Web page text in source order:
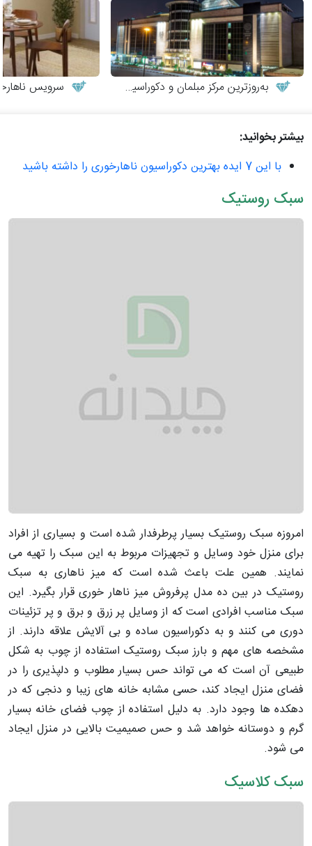
به‌روزترین مرکز مبلمان و دکوراسیون سرویس
بیشتر بخوانید:
با این 7 ایده بهترین دکوراسیون ناهارخوری را داشته باشید
سبک روستیک
امروزه سبک روستیک بسیار پرطرفدار شده است و بسیاری از افراد
برای منزل خود وسایل و تجهیزات مربوط به این سبک را تهیه می
نمایند. همین علت باعث شده است که میز ناهاری به سبک
روستیک در بین ده مدل پرفروش میز ناهار خوری قرار بگیرد. این
سبک مناسب افرادی است که از وسایل پر زرق و برق و پر تزئینات
دوری می کنند و به دکوراسیون ساده و بی آلایش علاقه دارند. از
مشخصه های مهم و بارز سبک روستیک استفاده از چوب به شکل
طبیعی آن است که می تواند حس بسیار مطلوب و دلپذیری را در
فضای منزل ایجاد کند، حسی مشابه خانه های زیبا و دنجی که در
دهکده ها وجود دارد. به دلیل استفاده از چوب فضای خانه بسیار
گرم و دوستانه خواهد شد و حس صمیمیت بالایی در منزل ایجاد
می شود.
سبک کلاسیک